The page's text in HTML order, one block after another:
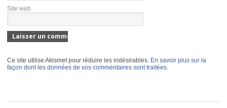
Site web
Ce site utilise Akismet pour réduire les indésirables. En savoir plus sur la
façon dont les données de vos commentaires sont traitées